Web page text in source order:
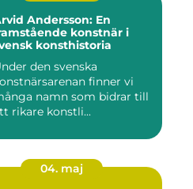
Andersson: En
konstnär i
konsthistoria
den svenska
finner vi
namn som bidrar till
rikare konstli...
04. maj